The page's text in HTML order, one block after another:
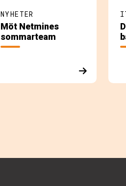
NYHETER
Möt Netmines
sommarteam